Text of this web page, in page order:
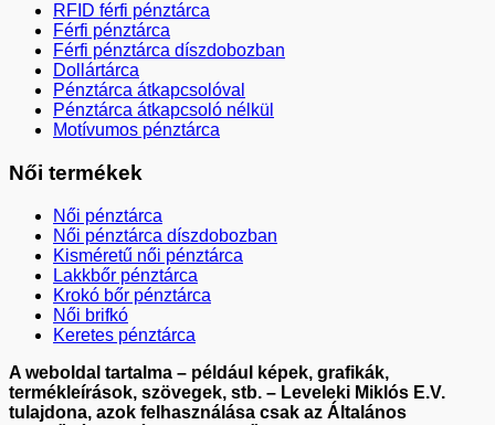
RFID férfi pénztárca
Férfi pénztárca
Férfi pénztárca díszdobozban
Dollártárca
Pénztárca átkapcsolóval
Pénztárca átkapcsoló nélkül
Motívumos pénztárca
Női termékek
Női pénztárca
Női pénztárca díszdobozban
Kisméretű női pénztárca
Lakkbőr pénztárca
Krokó bőr pénztárca
Női brifkó
Keretes pénztárca
A weboldal tartalma – például képek, grafikák,
termékleírások, szövegek, stb. – Leveleki Miklós E.V.
tulajdona, azok felhasználása csak az Általános